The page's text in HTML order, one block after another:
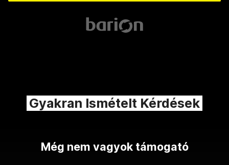
Gyakran Ismételt Kérdések
Még nem vagyok támogató